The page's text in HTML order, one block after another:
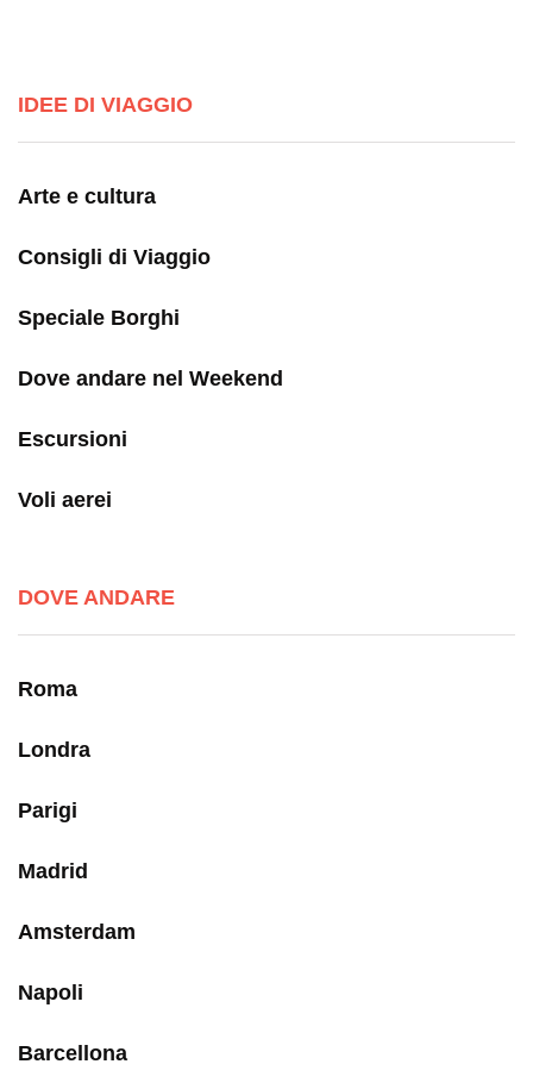
IDEE DI VIAGGIO
Arte e cultura
Consigli di Viaggio
Speciale Borghi
Dove andare nel Weekend
Escursioni
Voli aerei
DOVE ANDARE
Roma
Londra
Parigi
Madrid
Amsterdam
Napoli
Barcellona